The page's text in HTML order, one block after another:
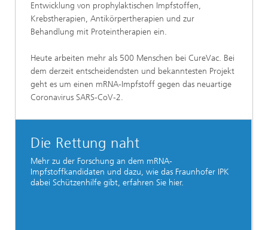
Entwicklung von prophylaktischen Impfstoffen,
Krebstherapien, Antikörpertherapien und zur
Behandlung mit Proteintherapien ein.
Heute arbeiten mehr als 500 Menschen bei CureVac. Bei
dem derzeit entscheidendsten und bekanntesten Projekt
geht es um einen mRNA-Impfstoff gegen das neuartige
Coronavirus SARS-CoV-2.
Die Rettung naht
Mehr zu der Forschung an dem mRNA-
Impfstoffkandidaten und dazu, wie das Fraunhofer IPK
dabei Schützenhilfe gibt, erfahren Sie hier.